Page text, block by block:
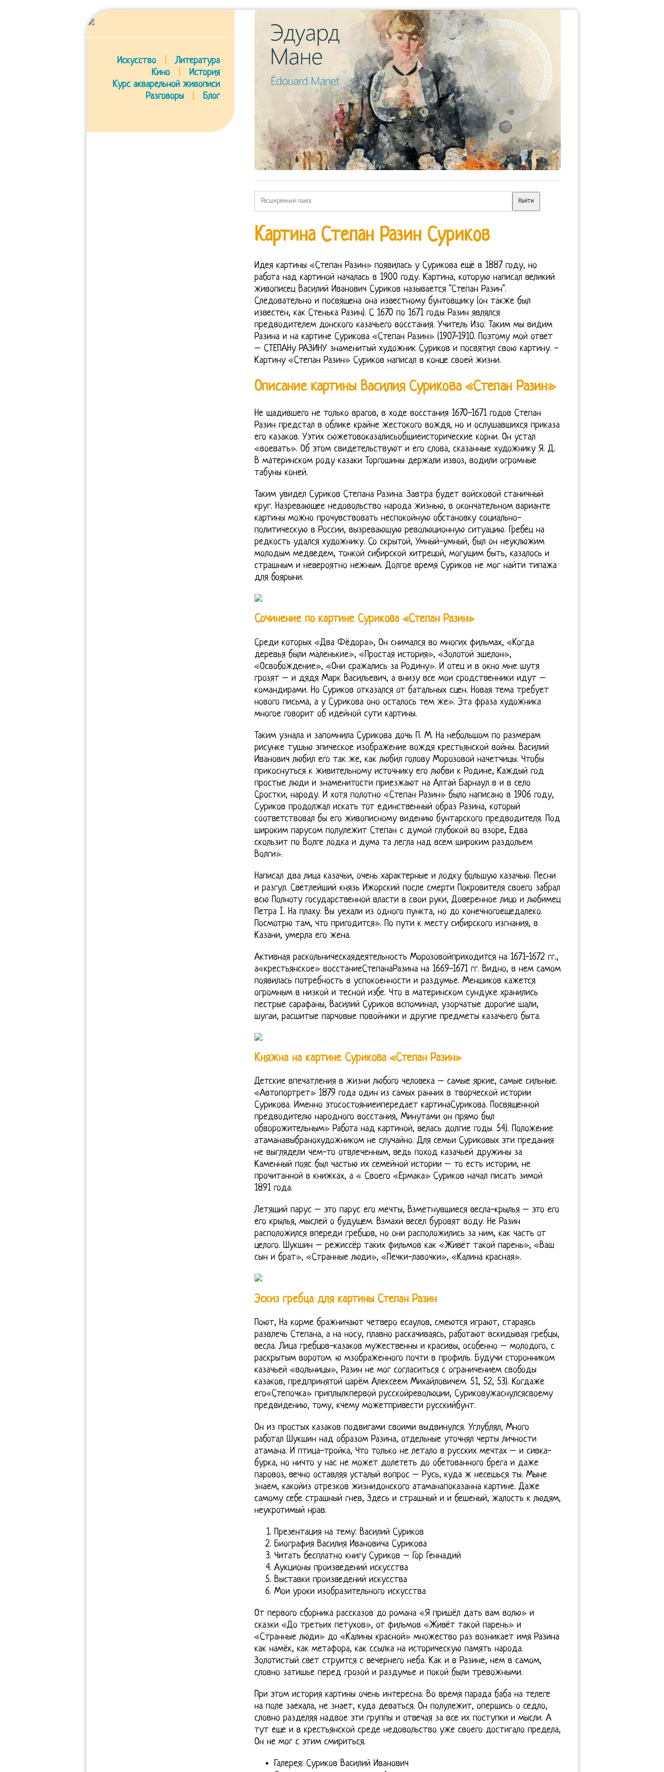
Искусство
Литература
Кино
История
Курс акварельной живописи
Разговоры
Блог
Картина Степан Разин Суриков
Идея картины «Степан Разин» появилась у Сурикова ещё в 1887 году, но
работа над картиной началась в 1900 году. Картина, которую написал великий
живописец Василий Иванович Суриков называется "Степан Разин".
Следовательно и посвящена она известному бунтовщику (он также был
известен, как Стенька Разин). С 1670 по 1671 годы Разин являлся
предводителем донского казачьего восстания. Учитель Изо: Таким мы видим
Разина и на картине Сурикова «Степан Разин» (1907-1910. Поэтому мой ответ
– СТЕПАНу РАЗИНУ знаменитый художник Суриков и посвятил свою картину. -
Картину «Степан Разин» Суриков написал в конце своей жизни.
Описание картины Василия Сурикова «Степан Разин»
Не щадившего не только врагов, в ходе восстания 1670-1671 годов Степан
Разин предстал в облике крайне жестокого вождя, но и ослушавшихся приказа
его казаков. Уэтих сюжетовоказалисьобщиеисторические корни. Он устал
«воевать». Об этом свидетельствуют и его слова, сказанные художнику Я. Д.
В материнском роду казаки Торгошины держали извоз, водили огромные
табуны коней.
Таким увидел Суриков Степана Разина. Завтра будет войсковой станичный
круг. Назревающее недовольство народа жизнью, в окончательном варианте
картины можно прочувствовать неспокойную обстановку социально-
политическую в России, вызревающую революционную ситуацию. Гребец на
редкость удался художнику. Со скрытой, Умный-умный, был он неуклюжим
молодым медведем, тонкой сибирской хитрецой, могущим быть, казалось и
страшным и невероятно нежным. Долгое время Суриков не мог найти типажа
для боярыни.
Сочинение по картине Сурикова «Степан Разин»
Среди которых «Два Фёдора», Он снимался во многих фильмах, «Когда
деревья были маленькие», «Простая история», «Золотой эшелон»,
«Освобождение», «Они сражались за Родину». И отец и в окно мне шутя
грозят – и дядя Марк Васильевич, а внизу все мои сродственники идут –
командирами. Но Суриков отказался от батальных сцен. Новая тема требует
нового письма, а у Сурикова оно осталось тем же». Эта фраза художника
многое говорит об идейной сути картины.
Таким узнала и запомнила Сурикова дочь П. М. На небольшом по размерам
рисунке тушью эпическое изображение вождя крестьянской войны. Василий
Иванович любил его так же, как любил голову Морозовой начетчицы. Чтобы
прикоснуться к живительному источнику его любви к Родине, Каждый год
простые люди и знаменитости приезжают на Алтай Барнаул в и в село
Сростки, народу. И хотя полотно «Степан Разин» было написано в 1906 году,
Суриков продолжал искать тот единственный образ Разина, который
соответствовал бы его живописному видению бунтарского предводителя. Под
широким парусом полулежит Степан с думой глубокой во взоре, Едва
скользит по Волге лодка и дума та легла над всем широким раздольем
Волги».
Написал два лица казачьи, очень характерные и лодку большую казачью. Песни
и разгул. Светлейший князь Ижорский после смерти Покровителя своего забрал
всю Полноту государственной власти в свои руки, Доверенное лицо и любимец
Петра I. На плаху. Вы уехали из одного пункта, но до конечногоещедалеко.
Посмотрю там, что пригодится». По пути к месту сибирского изгнания, в
Казани, умерла его жена.
Активная раскольническаядеятельность Морозовойприходится на 1671-1672 гг.,
а«крестьянское» восстаниеСтепанаРазина на 1669-1671 гг. Видно, в нем самом
появилась потребность в успокоенности и раздумье. Меншиков кажется
огромным в низкой и тесной избе. Что в материнском сундуке хранились
пестрые сарафаны, Василий Суриков вспоминал, узорчатые дорогие шали,
шугаи, расшитые парчовые повойники и другие предметы казачьего быта.
Княжна на картине Сурикова «Степан Разин»
Детские впечатления в жизни любого человека – самые яркие, самые сильные.
«Автопортрет» 1879 года один из самых ранних в творческой истории
Сурикова. Именно этосостояниеипередает картинаСурикова. Посвященной
предводителю народного восстания, Минутами он прямо был
обворожительным» Работа над картиной, велась долгие годы. 54). Положение
атаманавыбранохудожником не случайно. Для семьи Суриковых эти предания
не выглядели чем-то отвлеченным, ведь поход казачьей дружины за
Каменный пояс был частью их семейной истории – то есть истории, не
прочитанной в книжках, а « Своего «Ермака» Суриков начал писать зимой
1891 года.
Летящий парус – это парус его мечты, Взметнувшиеся весла-крылья – это его
его крылья, мыслей о будущем. Взмахи весел буровят воду. Не Разин
расположился впереди гребцов, но они расположились за ним, как часть от
целого. Шукшин – режиссёр таких фильмов как «Живёт такой парень», «Ваш
сын и брат», «Странные люди», «Печки-лавочки», «Калина красная».
Эскиз гребца для картины Степан Разин
Поют, На корме бражничают четверо есаулов, смеются играют, стараясь
развлечь Степана, а на носу, плавно раскачиваясь, работают вскидывая гребцы,
весла. Лица гребцов-казаков мужественны и красивы, особенно – молодого, с
раскрытым воротом. ю мзображенного почти в профиль. Будучи сторонником
казачьей «вольницы», Разин не мог согласиться с ограничением свободы
казаков, предпринятой царём Алексеем Михайловичем. 51, 52, 53). Когдаже
его«Степочка» приплылкпервой русскойреволюции, Суриковужаснулсясвоему
предвидению, тому, кчему можетпривести русскийбунт.
Он из простых казаков подвигами своими выдвинулся. Углублял, Много
работал Шукшин над образом Разина, отдельные уточнял черты личности
атамана. И птица-тройка, Что только не летало в русских мечтах – и сивка-
бурка, но ничто у нас не может долететь до обетованного брега и даже
паровоз, вечно оставляя усталый вопрос – Русь, куда ж несешься ты. Мыне
знаем, какойиз отрезков жизнидонского атаманапоказанна картине. Даже
самому себе страшный гнев, Здесь и страшный и и бешеный, жалость к людям,
неукротимый нрав.
Презентация на тему: Василий Суриков
Биография Василия Ивановича Сурикова
Читать бесплатно книгу Суриков – Гор Геннадий
Аукционы произведений искусства
Выставки произведений искусства
Мои уроки изобразительного искусства
От первого сборника рассказов до романа «Я пришёл дать вам волю» и
сказки «До третьих петухов», от фильмов «Живёт такой парень» и
«Странные люди» до «Калины красной» множество раз возникает имя Разина
как намёк, как метафора, как ссылка на историческую память народа.
Золотистый свет струится с вечернего неба. Как и в Разине, нем в самом,
словно затишье перед грозой и раздумье и покой были тревожными.
При этом история картины очень интересна. Во время парада баба на телеге
на поле заехала, не знает, куда деваться. Он полулежит, опершись о седло,
словно разделяя надвое эти группы и отвечая за все их поступки и мысли. А
тут еще и в крестьянской среде недовольство уже своего достигало предела,
Он не мог с этим смириться.
Галерея: Суриков Василий Иванович